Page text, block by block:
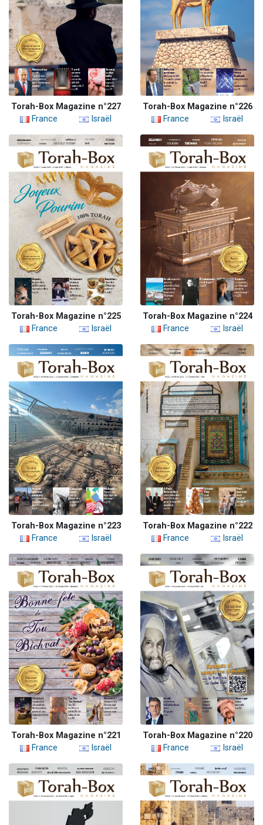
Torah-Box Magazine n°227
France
Israël
Torah-Box Magazine n°226
France
Israël
Torah-Box Magazine n°225
France
Israël
Torah-Box Magazine n°224
France
Israël
Torah-Box Magazine n°223
France
Israël
Torah-Box Magazine n°222
France
Israël
Torah-Box Magazine n°221
France
Israël
Torah-Box Magazine n°220
France
Israël